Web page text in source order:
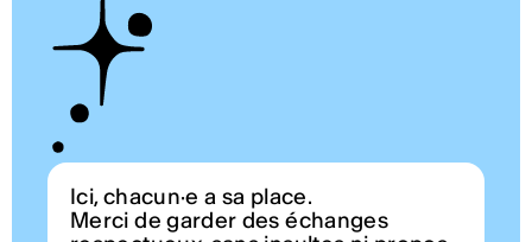
Ici, chacun·e a sa place.
Merci de garder des échanges